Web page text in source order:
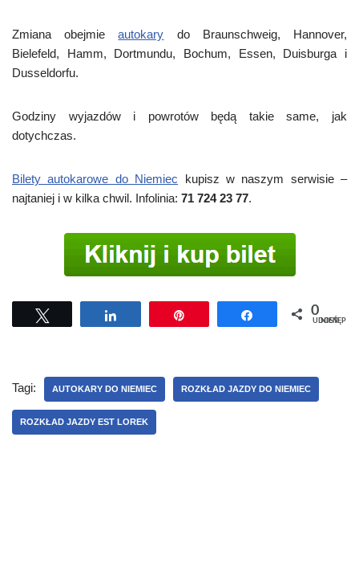
Zmiana obejmieautokary do Braunschweig, Hannover,
Bielefeld, Hamm, Dortmundu, Bochum, Essen, Duisburga i
Dusseldorfu.
Godziny wyjazdów i powrotów będą takie same, jak
dotychczas.
Bilety autokarowe do Niemiec kupisz w naszym serwisie –
najtaniej i w kilka chwil. Infolinia: 71 724 23 77.
Udostępnij Udostępnij
0
UDOSTĘPNIEŃ
Tagi: AUTOKARY DO NIEMIEC ROZKŁAD JAZDY DO NIEMIEC
ROZKŁAD JAZDY EST LOREK